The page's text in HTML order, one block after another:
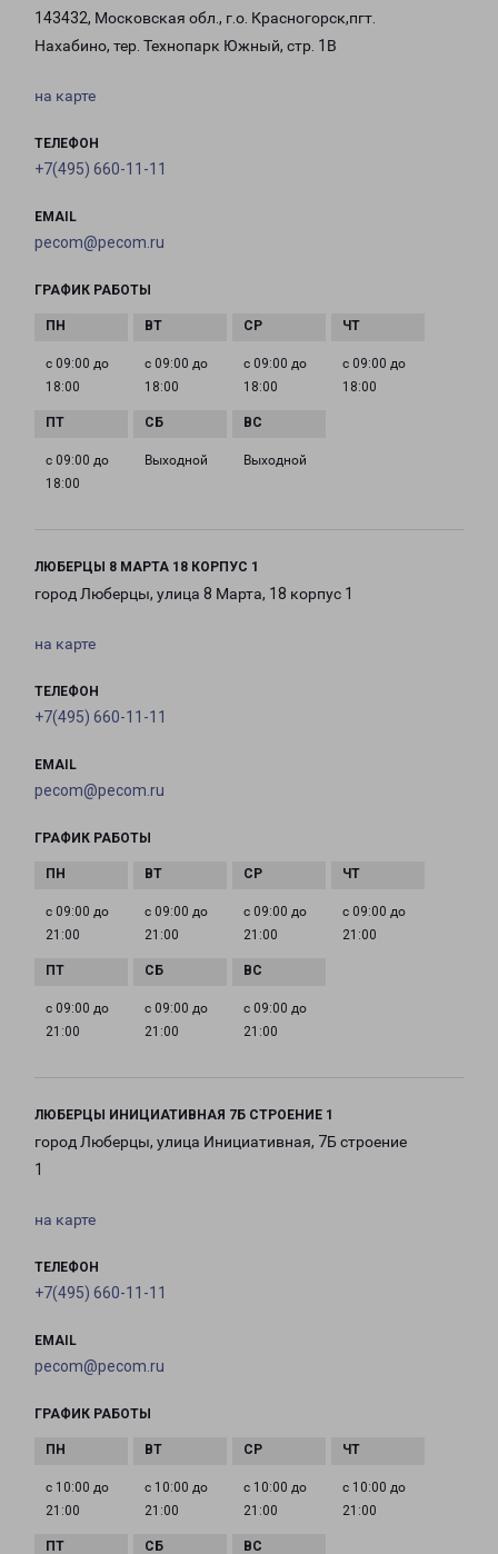
143432, Московская обл., г.о. Красногорск,пгт.
Нахабино, тер. Технопарк Южный, стр. 1В
на карте
ТЕЛЕФОН
+7(495) 660-11-11
EMAIL
pecom@pecom.ru
ГРАФИК РАБОТЫ
с 09:00 до
18:00
с 09:00 до
18:00
с 09:00 до
18:00
с 09:00 до
18:00
с 09:00 до
18:00
Выходной Выходной
ЛЮБЕРЦЫ 8 МАРТА 18 КОРПУС 1
город Люберцы, улица 8 Марта, 18 корпус 1
на карте
ТЕЛЕФОН
+7(495) 660-11-11
EMAIL
pecom@pecom.ru
ГРАФИК РАБОТЫ
с 09:00 до
21:00
с 09:00 до
21:00
с 09:00 до
21:00
с 09:00 до
21:00
с 09:00 до
21:00
с 09:00 до
21:00
с 09:00 до
21:00
ЛЮБЕРЦЫ ИНИЦИАТИВНАЯ 7Б СТРОЕНИЕ 1
город Люберцы, улица Инициативная, 7Б строение
1
на карте
ТЕЛЕФОН
+7(495) 660-11-11
EMAIL
pecom@pecom.ru
ГРАФИК РАБОТЫ
с 10:00 до
21:00
с 10:00 до
21:00
с 10:00 до
21:00
с 10:00 до
21:00